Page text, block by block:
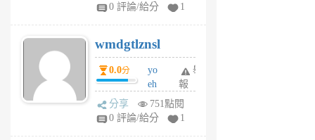
R
P
m
v
A
V
0 評論/給分
1
wmdgtlznsl
0.0分
yo
eh
ld
gy
舉
報
分享
751點閱
0 評論/給分
1